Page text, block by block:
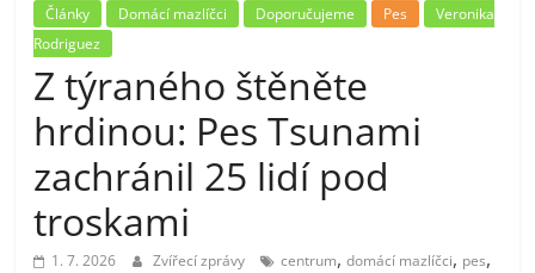
Články Domácí mazlíčci Doporučujeme Pes
Veronika
Rodriguez
Z týraného štěněte
hrdinou: Pes Tsunami
zachránil 25 lidí pod
troskami
1. 7. 2026 Zvířecí zprávy centrum,domácí mazlíčci, pes,